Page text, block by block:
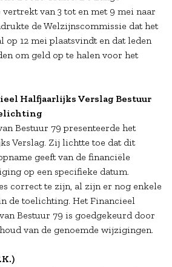
van 3 tot en met 9 mei naar
de Welzijnscommissie dat het
12 mei plaatsvindt en dat leden
om geld op te halen voor het
Halfjaarlijks Verslag Bestuur
Bestuur 79 presenteerde het
Verslag. Zij lichtte toe dat dit
geeft van de financiële
op een specifieke datum.
correct te zijn, al zijn er nog enkele
de toelichting. Het Financieel
Bestuur 79 is goedgekeurd door
van de genoemde wijzigingen.